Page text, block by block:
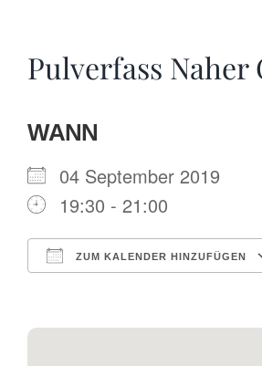
Pulverfass Naher
WANN
04 September 2019
19:30 - 21:00
ZUM KALENDER HINZUFÜGEN